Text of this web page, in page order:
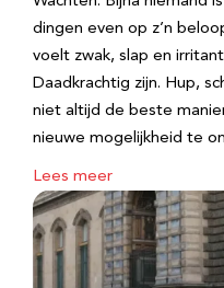
dingen even op z’n
voelt zwak, slap en
Daadkrachtig zijn. Hup,
niet altijd de beste
nieuwe mogelijkheid te
Lees meer